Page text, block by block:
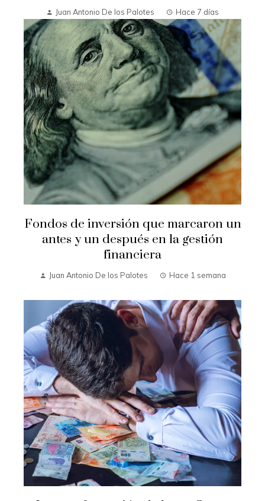
Juan Antonio De los Palotes Hace 7 días
Fondos de inversión que marcaron un
antes y un después en la gestión
financiera
Juan Antonio De los Palotes Hace 1 semana